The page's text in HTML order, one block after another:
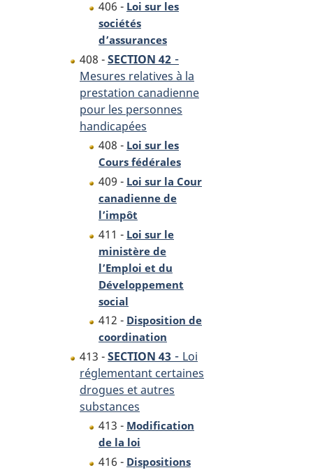
406 - Loi sur les
sociétés
d’assurances
408 -SECTION 42 -
Mesures relatives à la
prestation canadienne
pour les personnes
handicapées
408 - Loi sur les
Cours fédérales
409 - Loi sur la Cour
canadienne de
l’impôt
411 - Loi sur le
ministère de
l’Emploi et du
Développement
social
412 - Disposition de
coordination
413 -SECTION 43 - Loi
réglementant certaines
drogues et autres
substances
413 - Modification
de la loi
416 - Dispositions